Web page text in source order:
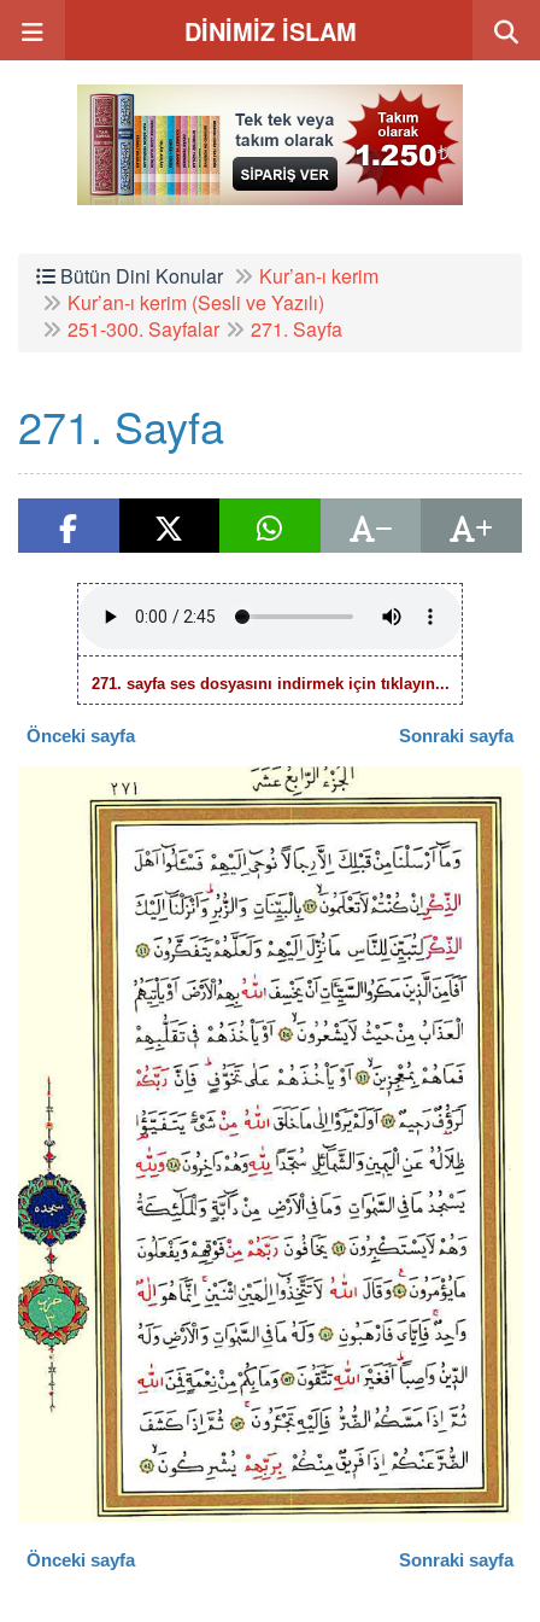
DİNİMİZ İSLAM
Bütün Dini Konular
Kur’an-ı kerim
Kur’an-ı kerim (Sesli ve Yazılı)
251-300. Sayfalar
271. Sayfa
271. Sayfa
271. sayfa ses dosyasını indirmek için tıklayın...
Önceki sayfa Sonraki sayfa
Önceki sayfa Sonraki sayfa